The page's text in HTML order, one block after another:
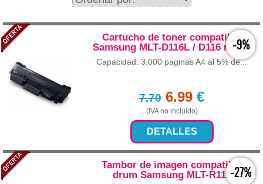
-9%
Cartucho de toner compatible
Samsung MLT-D116L / D116 negro
Capacidad: 3.000 paginas A4 al 5% de...
7.70 6.99 €
(IVA no incluido)
DETALLES
-27%
Tambor de imagen compatible
drum Samsung MLT-R116